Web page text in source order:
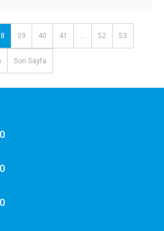
39 40 41 52 53
Son Sayfa